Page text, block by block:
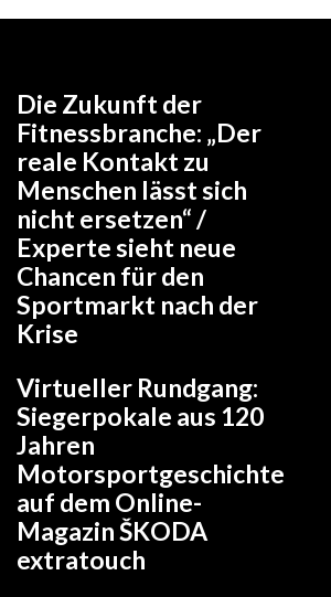
Die Zukunft der
Fitnessbranche: „Der
reale Kontakt zu
Menschen lässt sich
nicht ersetzen“ /
Experte sieht neue
Chancen für den
Sportmarkt nach der
Krise
Virtueller Rundgang:
Siegerpokale aus 120
Jahren
Motorsportgeschichte
auf dem Online-
Magazin ŠKODA
extratouch